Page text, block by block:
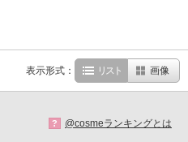
表示形式： リスト 画像
? @cosmeランキングとは